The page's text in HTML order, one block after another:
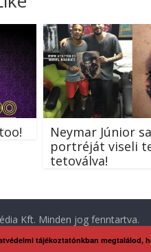
Neymar Júnior
portréját viseli
tetoválva!
Kft. Minden jog fenntartva.
tájékoztatónkban megtalálod,